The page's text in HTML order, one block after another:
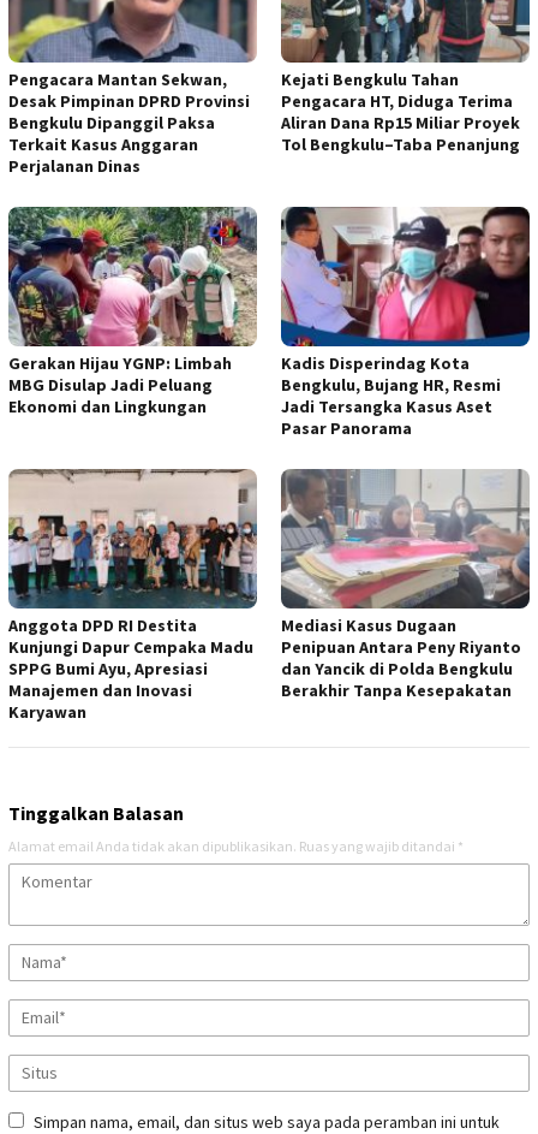
Pengacara Mantan Sekwan,
Desak Pimpinan DPRD Provinsi
Bengkulu Dipanggil Paksa
Terkait Kasus Anggaran
Perjalanan Dinas
Kejati Bengkulu Tahan
Pengacara HT, Diduga Terima
Aliran Dana Rp15 Miliar Proyek
Tol Bengkulu–Taba Penanjung
Gerakan Hijau YGNP: Limbah
MBG Disulap Jadi Peluang
Ekonomi dan Lingkungan
Kadis Disperindag Kota
Bengkulu, Bujang HR, Resmi
Jadi Tersangka Kasus Aset
Pasar Panorama
Anggota DPD RI Destita
Kunjungi Dapur Cempaka Madu
SPPG Bumi Ayu, Apresiasi
Manajemen dan Inovasi
Karyawan
Mediasi Kasus Dugaan
Penipuan Antara Peny Riyanto
dan Yancik di Polda Bengkulu
Berakhir Tanpa Kesepakatan
Tinggalkan Balasan
Alamat email Anda tidak akan dipublikasikan. Ruas yang wajib ditandai *
Simpan nama, email, dan situs web saya pada peramban ini untuk